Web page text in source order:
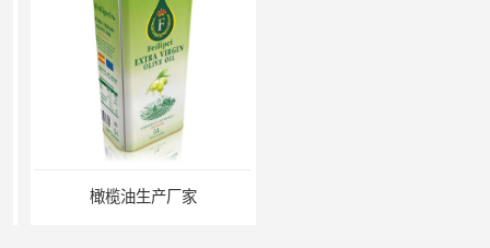
橄榄油生产厂家